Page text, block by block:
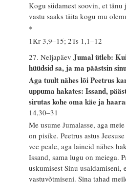
Kogu südamest soovin, et tänu
vastu saaks täita kogu mu
*
1Kr 3,9–15; 2Ts 1,1–12
27. NeljapäevJumal ütleb:
hüüdsid sa, ja ma päästsin
Aga tuult nähes lõi Peetrus
uppuma hakates: Issand,
sirutas kohe oma käe ja
14,30–31
Me usume Jumalasse, aga
on pisike. Peetrus astus
vee peale, aga laineid nähes
Issand, sama lugu on meiega.
uskumisest Sinu usaldamiseni,
vastuvõtmiseni. Sina tahad